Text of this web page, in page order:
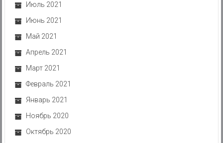
Июль 2021
Июнь 2021
Май 2021
Апрель 2021
Март 2021
Февраль 2021
Январь 2021
Ноябрь 2020
Октябрь 2020